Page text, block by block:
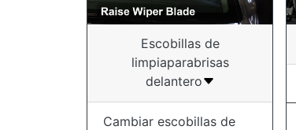
Escobillas de
limpiaparabrisas
delantero
Cambiar escobillas de